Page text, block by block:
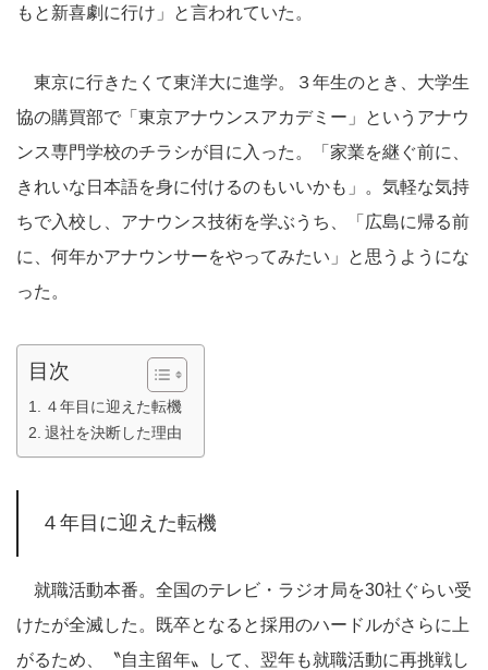
もと新喜劇に行け」と言われていた。
東京に行きたくて東洋大に進学。３年生のとき、大学生
協の購買部で「東京アナウンスアカデミー」というアナウ
ンス専門学校のチラシが目に入った。「家業を継ぐ前に、
きれいな日本語を身に付けるのもいいかも」。気軽な気持
ちで入校し、アナウンス技術を学ぶうち、「広島に帰る前
に、何年かアナウンサーをやってみたい」と思うようにな
った。
目次
４年目に迎えた転機
退社を決断した理由
４年目に迎えた転機
就職活動本番。全国のテレビ・ラジオ局を30社ぐらい受
けたが全滅した。既卒となると採用のハードルがさらに上
がるため、〝自主留年〟して、翌年も就職活動に再挑戦し